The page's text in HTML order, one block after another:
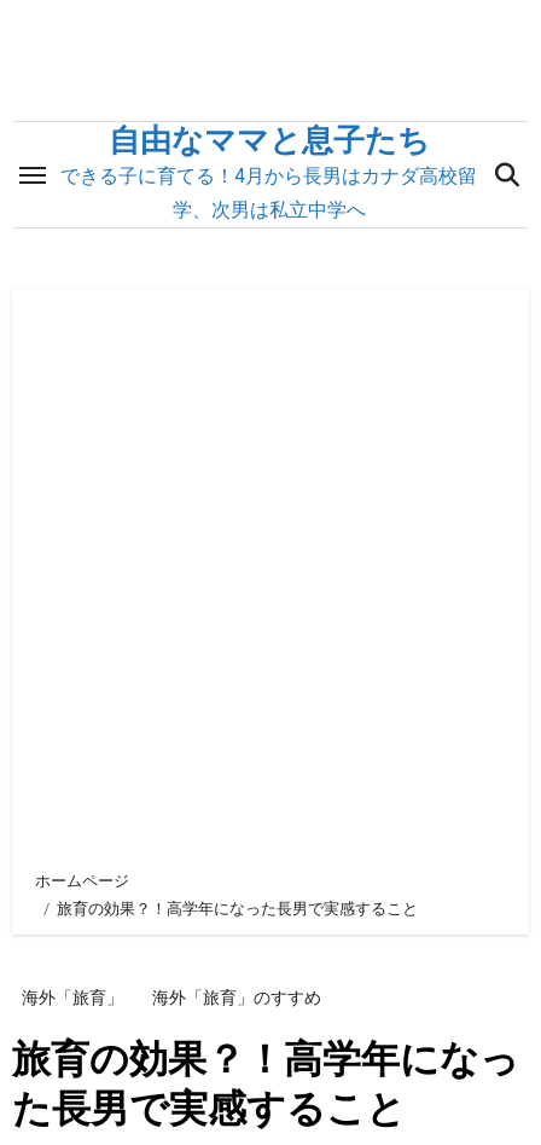
ス
自由なママと息子たち
できる子に育てる！4月から長男はカナダ高校留
学、次男は私立中学へ
ホームページ
旅育の効果？！高学年になった長男で実感すること
海外「旅育」 海外「旅育」のすすめ
旅育の効果？！高学年になっ
た長男で実感すること